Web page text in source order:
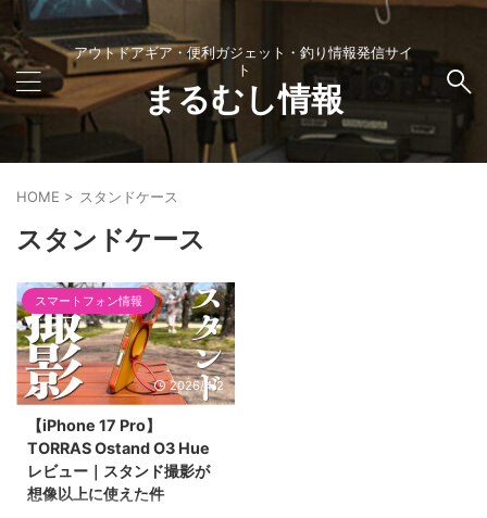
アウトドアギア・便利ガジェット・釣り情報発信サイ
ト
まるむし情報
HOME > スタンドケース
スタンドケース
スマートフォン情報
2026/4/2
【iPhone 17 Pro】
TORRAS Ostand O3 Hue
レビュー｜スタンド撮影が
想像以上に使えた件